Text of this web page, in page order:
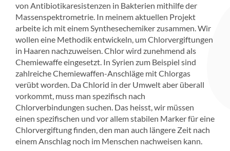
von Antibiotikaresistenzen in Bakterien mithilfe der
Massenspektrometrie. In meinem aktuellen Projekt
arbeite ich mit einem Synthesechemiker zusammen. Wir
wollen eine Methodik entwickeln, um Chlorvergiftungen
in Haaren nachzuweisen. Chlor wird zunehmend als
Chemiewaffe eingesetzt. In Syrien zum Beispiel sind
zahlreiche Chemiewaffen-Anschläge mit Chlorgas
verübt worden. Da Chlorid in der Umwelt aber überall
vorkommt, muss man spezifisch nach
Chlorverbindungen suchen. Das heisst, wir müssen
einen spezifischen und vor allem stabilen Marker für eine
Chlorvergiftung finden, den man auch längere Zeit nach
einem Anschlag noch im Menschen nachweisen kann.